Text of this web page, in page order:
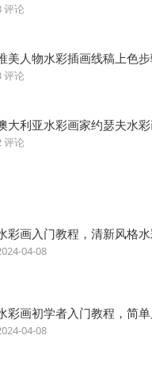
评论
美人物水彩插画线稿上色
评论
大利亚水彩画家约瑟夫水
评论
彩画入门教程，清新风格
04-08
彩画初学者入门教程，简
04-08